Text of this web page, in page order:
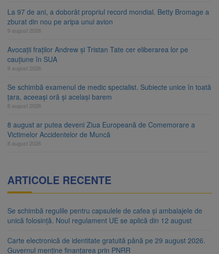
La 97 de ani, a doborât propriul record mondial. Betty Bromage a
zburat din nou pe aripa unui avion
9 august 2026
Avocații fraților Andrew și Tristan Tate cer eliberarea lor pe
cauțiune în SUA
9 august 2026
Se schimbă examenul de medic specialist. Subiecte unice în toată
țara, aceeași oră și același barem
8 august 2026
8 august ar putea deveni Ziua Europeană de Comemorare a
Victimelor Accidentelor de Muncă
8 august 2026
ARTICOLE RECENTE
Se schimbă regulile pentru capsulele de cafea și ambalajele de
unică folosință. Noul regulament UE se aplică din 12 august
Carte electronică de identitate gratuită până pe 29 august 2026.
Guvernul menține finanțarea prin PNRR